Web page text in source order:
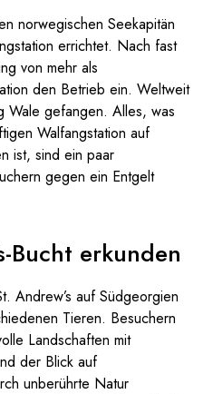
norwegischen Seekapitän
errichtet. Nach fast
von mehr als
den Betrieb ein. Weltweit
Wale gefangen. Alles, was
Walfangstation auf
ist, sind ein paar
gegen ein Entgelt
Bucht erkunden
Andrew’s auf Südgeorgien
Tieren. Besuchern
Landschaften mit
der Blick auf
unberührte Natur